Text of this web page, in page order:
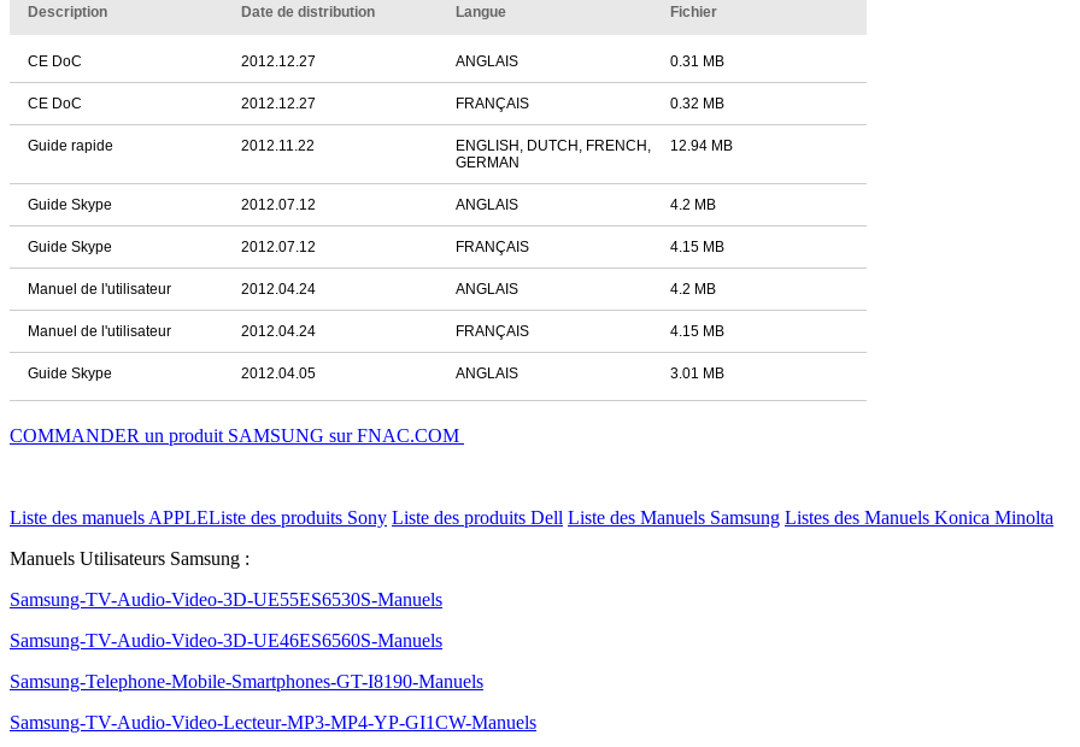
Description Date de distribution Langue Fichier
CE DoC 2012.12.27 ANGLAIS 0.31 MB
CE DoC 2012.12.27 FRANÇAIS 0.32 MB
Guide rapide 2012.11.22
ENGLISH, DUTCH, FRENCH,
GERMAN
12.94 MB
Guide Skype 2012.07.12 ANGLAIS 4.2 MB
Guide Skype 2012.07.12 FRANÇAIS 4.15 MB
Manuel de l'utilisateur 2012.04.24 ANGLAIS 4.2 MB
Manuel de l'utilisateur 2012.04.24 FRANÇAIS 4.15 MB
Guide Skype 2012.04.05 ANGLAIS 3.01 MB
COMMANDER un produit SAMSUNG sur FNAC.COM
Liste des manuels APPLEListe des produits Sony Liste des produits Dell Liste des Manuels Samsung Listes des Manuels Konica Minolta
Manuels Utilisateurs Samsung :
Samsung-TV-Audio-Video-3D-UE55ES6530S-Manuels
Samsung-TV-Audio-Video-3D-UE46ES6560S-Manuels
Samsung-Telephone-Mobile-Smartphones-GT-I8190-Manuels
Samsung-TV-Audio-Video-Lecteur-MP3-MP4-YP-GI1CW-Manuels